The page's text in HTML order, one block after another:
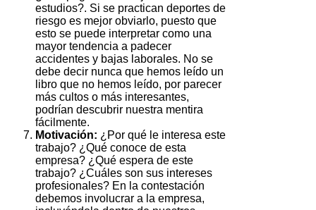
estudios?. Si se practican deportes de
riesgo es mejor obviarlo, puesto que
esto se puede interpretar como una
mayor tendencia a padecer
accidentes y bajas laborales. No se
debe decir nunca que hemos leído un
libro que no hemos leído, por parecer
más cultos o más interesantes,
podrían descubrir nuestra mentira
fácilmente.
Motivación: ¿Por qué le interesa este
trabajo? ¿Qué conoce de esta
empresa? ¿Qué espera de este
trabajo? ¿Cuáles son sus intereses
profesionales? En la contestación
debemos involucrar a la empresa,